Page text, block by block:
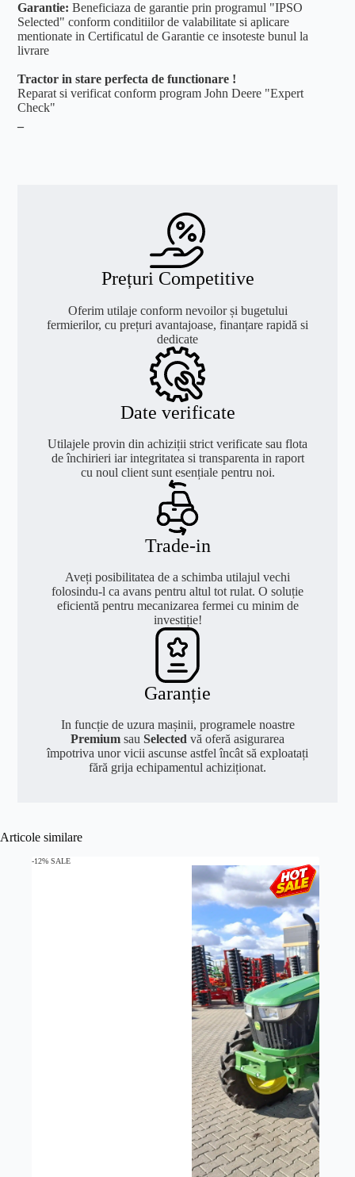
Garantie: Beneficiaza de garantie prin programul "IPSO
Selected" conform conditiilor de valabilitate si aplicare
mentionate in Certificatul de Garantie ce insoteste bunul la
livrare
Tractor in stare perfecta de functionare !
Reparat si verificat conform program John Deere "Expert
Check"
Prețuri Competitive
Oferim utilaje conform nevoilor și bugetului
fermierilor, cu prețuri avantajoase, finanțare rapidă si
dedicate
Date verificate
Utilajele provin din achiziții strict verificate sau flota
de închirieri iar integritatea si transparenta in raport
cu noul client sunt esențiale pentru noi.
Trade-in
Aveți posibilitatea de a schimba utilajul vechi
folosindu-l ca avans pentru altul tot rulat. O soluție
eficientă pentru mecanizarea fermei cu minim de
investiție!
Garanție
In funcție de uzura mașinii, programele noastre
Premium sau Selected vă oferă asigurarea
împotriva unor vicii ascunse astfel încât să exploatați
fără grija echipamentul achiziționat.
Articole similare
-12% SALE